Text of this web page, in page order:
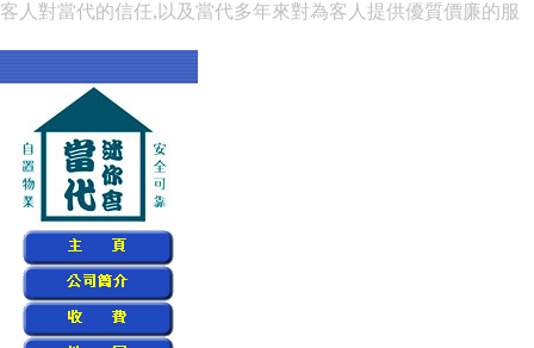
人對當代的信任,以及當代多年來對為客人提供優質價廉的服